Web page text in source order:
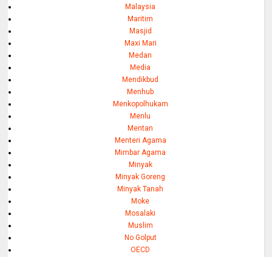
Malaysia
Maritim
Masjid
Maxi Mari
Medan
Media
Mendikbud
Menhub
Menkopolhukam
Menlu
Mentan
Menteri Agama
Mimbar Agama
Minyak
Minyak Goreng
Minyak Tanah
Moke
Mosalaki
Muslim
No Golput
OECD